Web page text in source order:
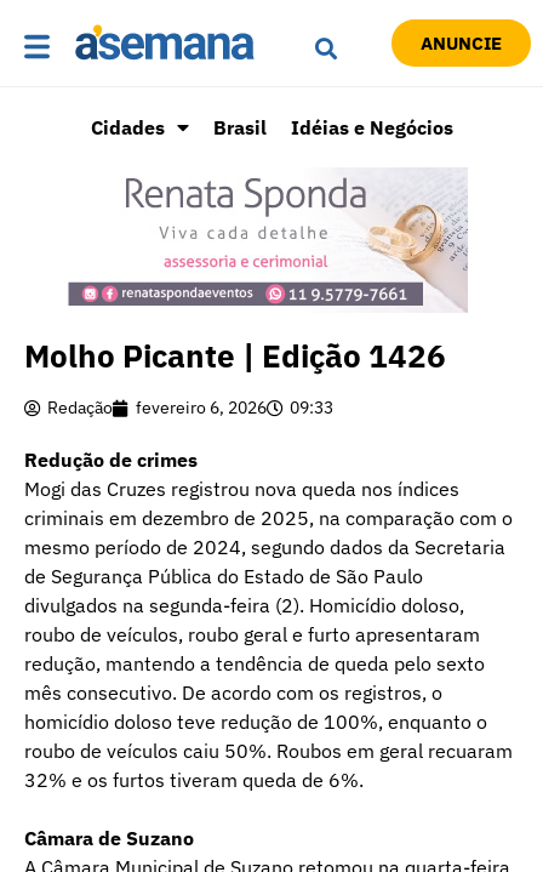
ANUNCIE
Cidades Brasil Idéias e Negócios
Molho Picante | Edição 1426
Redação fevereiro 6, 2026 09:33
Redução de crimes
Mogi das Cruzes registrou nova queda nos índices
criminais em dezembro de 2025, na comparação com o
mesmo período de 2024, segundo dados da Secretaria
de Segurança Pública do Estado de São Paulo
divulgados na segunda-feira (2). Homicídio doloso,
roubo de veículos, roubo geral e furto apresentaram
redução, mantendo a tendência de queda pelo sexto
mês consecutivo. De acordo com os registros, o
homicídio doloso teve redução de 100%, enquanto o
roubo de veículos caiu 50%. Roubos em geral recuaram
32% e os furtos tiveram queda de 6%.
Câmara de Suzano